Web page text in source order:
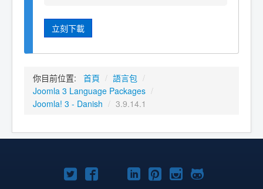
立刻下載
你目前位置: 首頁 / 語言包 /
Joomla 3 Language Packages /
Joomla! 3 - Danish / 3.9.14.1
TwitterFacebookYouTube
Linkedln
Pinterest
Instagram
GitHub